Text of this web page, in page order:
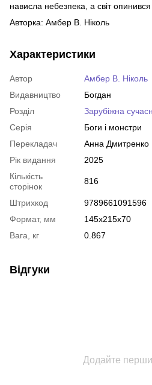
нависла небезпека, а світ
Авторка: Амбер В. Ніколь
Характеристики
Автор
Амбер В. Ніколь
Видавництво
Богдан
Розділ
Зарубіжна
Серія
Боги і монстри
Перекладач
Анна Дмитренко
Рік видання
2025
Кількість
сторінок
816
Штрихкод
9789661091596
Формат, мм
145x215x70
Вага, кг
0.867
Відгуки
Додайте